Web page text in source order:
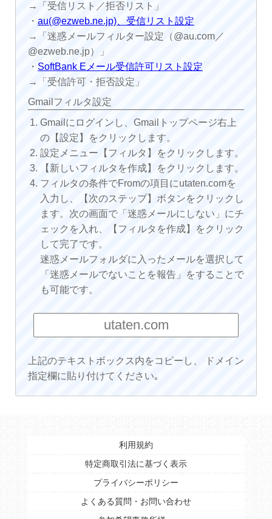
→「受信リスト／拒否リスト」
・ au(@ezweb.ne.jp)、受信リスト設定
→「迷惑メールフィルター設定（@au.com／
@ezweb.ne.jp）」
・ SoftBank Eメール受信許可リスト設定
→「受信許可・拒否設定」
Gmailフィルタ設定
Gmailにログインし、Gmailトップページ右上
の【設定】をクリックします。
設定メニュー【フィルタ】をクリックします。
【新しいフィルタを作成】をクリックします。
フィルタの条件でFromの項目にutaten.comを
入力し、【次のステップ】ボタンをクリックし
ます。次の画面で「迷惑メールにしない」にチ
ェックを入れ、【フィルタを作成】をクリック
して完了です。
迷惑メールフォルダに入ったメールを選択して
「迷惑メールでないことを報告」をすることで
も可能です。
上記のテキストボックス内をコピーし、 ドメイン
指定欄に貼り付けてください｡
利用規約
特定商取引法に基づく表示
プライバシーポリシー
よくある質問・お問い合わせ